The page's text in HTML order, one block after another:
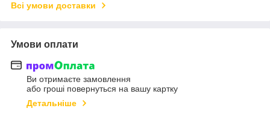
Всі умови доставки
Умови оплати
Ви отримаєте замовлення
або гроші повернуться на вашу картку
Детальніше